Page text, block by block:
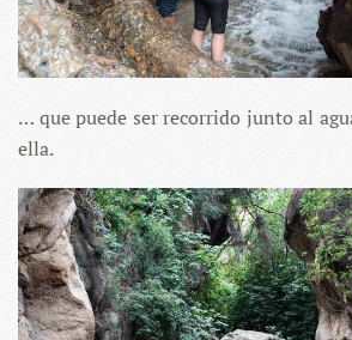
… que puede ser recorrido junto al
ella.